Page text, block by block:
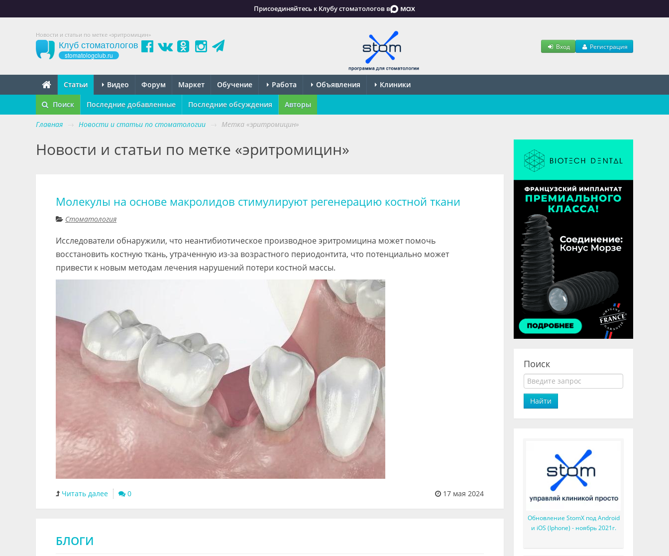
Присоединяйтесь к Клубу стоматологов в
Новости и статьи по метке «эритромицин»
Клуб стоматологов
stomatologclub.ru
Вход Регистрация
Статьи Видео Форум Маркет Обучение Работа Объявления Клиники
Поиск Последние добавленные Последние обсуждения Авторы
Главная → Новости и статьи по стоматологии → Метка «эритромицин»
Новости и статьи по метке «эритромицин»
Молекулы на основе макролидов стимулируют регенерацию костной ткани
Стоматология
Исследователи обнаружили, что неантибиотическое производное эритромицина может помочь
восстановить костную ткань, утраченную из-за возрастного периодонтита, что потенциально может
привести к новым методам лечения нарушений потери костной массы.
Читать далее 0 17 мая 2024
БЛОГИ
Поиск
Найти
Обновление StomX под Android
и iOS (Iphone) - ноябрь 2021г.